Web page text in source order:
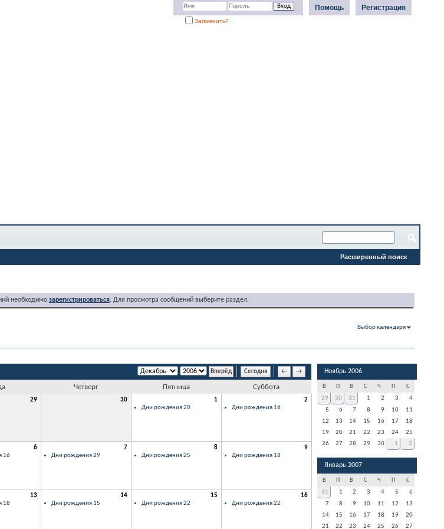
Регистрация
Помощь
Запомнить?
Расширенный поиск
необходимо зарегистрироваться. Для просмотра сообщений выберите раздел.
Выбор календаря
Сегодня ← →
Четверг Пятница Суббота
29 30
1
Дни рождения 20
2
Дни рождения 16
6
16
7
Дни рождения 29
8
Дни рождения 25
9
Дни рождения 18
13
18
14
Дни рождения 15
15
Дни рождения 22
16
Дни рождения 22
Ноябрь 2006
В В С Ч С
29 30 31 1 2 3
4
5
6 7 8 9 10
11
12
13 14 15 16 17
18
19
20 21 22 23 24
25
26
27 28 29 30 1 2
Январь 2007
В В С Ч С
31 1 2 3 4 5
6
7
8 9 10 11 12
13
14
15 16 17 18 19
20
21
22 23 24 25 26 27